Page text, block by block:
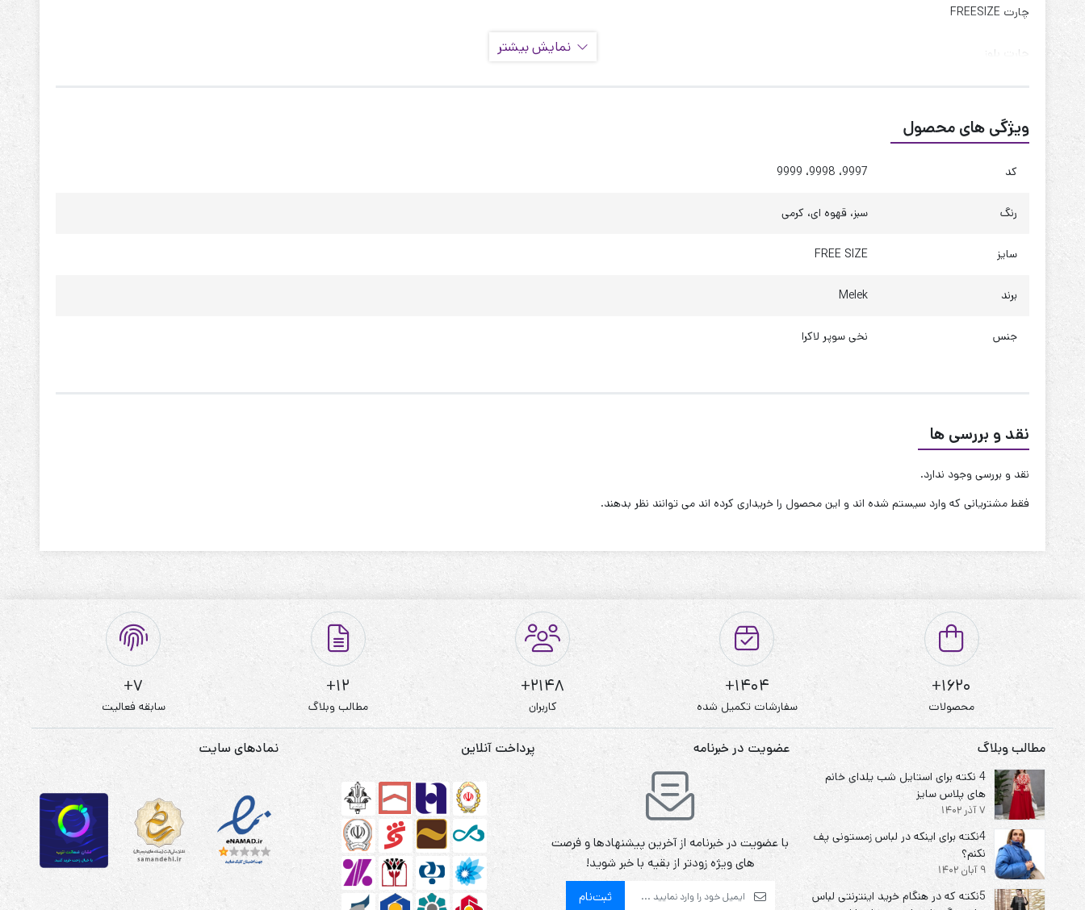
چارت FREESIZE
چارت بلوز
حلقه آستین : 55 سانت
دور بازو : 45 سانت
دور باسن : 120 تا 130
چارت شلوار
دور ساق : 60 تا 70
دور دمپا : 52 سانت
دور کمر : 120 تا 140
قابل شستشو:دارد
نحوه شستشو:با آب 40 درجه و بدون استفاده از مایعات سفیدکننده
نمایش بیشتر
ویژگی های محصول
کد 9997، 9998، 9999
رنگ سبز، قهوه ای، کرمی
سایز FREE SIZE
برند Melek
جنس نخی سوپر لاکرا
نقد و بررسی ها
نقد و بررسی وجود ندارد.
فقط مشتریانی که وارد سیستم شده اند و این محصول را خریداری کرده اند می توانند نظر بدهند.
1620+
محصولات
1404+
سفارشات تکمیل شده
2148+
کاربران
12+
مطالب وبلاگ
7+
سابقه فعالیت
مطالب وبلاگ
4 نکته برای استایل شب یلدای خانم
های پلاس سایز
7 آذر 1402
4نکته برای اینکه در لباس زمستونی پف
نکنم؟
9 آبان 1402
5نکته که در هنگام خرید اینترنتی لباس
عضویت در خبرنامه
با عضویت در خبرنامه از آخرین پیشنهادها و فرصت
های ویژه زودتر از بقیه با خبر شوید!
ثبت‌نام
پرداخت آنلاین نمادهای سایت